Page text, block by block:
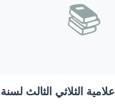
📚
الثلاثي الثالث لسنة